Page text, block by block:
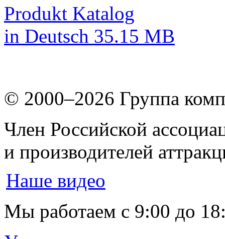
Produkt Katalog
in Deutsch 35.15 MB
© 2000–2026 Группа
Член Российской
и производителей
Наше видео
Мы работаем с 9:00 до